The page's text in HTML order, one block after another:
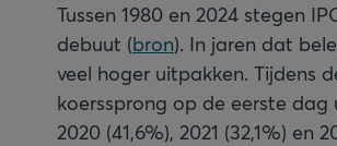
Tussen 1980 en 2024 stegen
debuut (bron). In jaren dat
veel hoger uitpakken. Tijdens
koerssprong op de eerste dag
2020 (41,6%), 2021 (32,1%)